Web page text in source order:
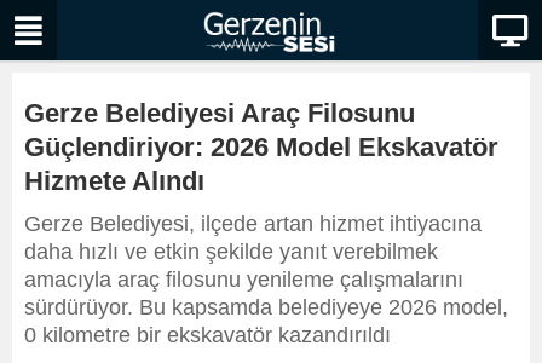
Gerze Belediyesi Araç Filosunu
Güçlendiriyor: 2026 Model Ekskavatör
Hizmete Alındı
Gerze Belediyesi, ilçede artan hizmet ihtiyacına
daha hızlı ve etkin şekilde yanıt verebilmek
amacıyla araç filosunu yenileme çalışmalarını
sürdürüyor. Bu kapsamda belediyeye 2026 model,
0 kilometre bir ekskavatör kazandırıldı